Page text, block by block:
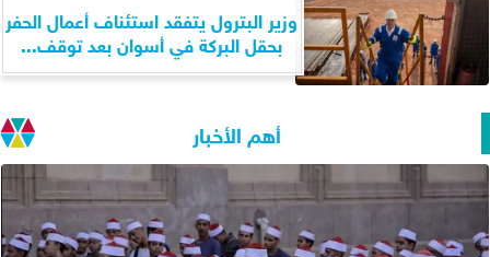
وزير البترول يتفقد استئناف أعمال الحفر
بحقل البركة في أسوان بعد توقف...
أهم الأخبار